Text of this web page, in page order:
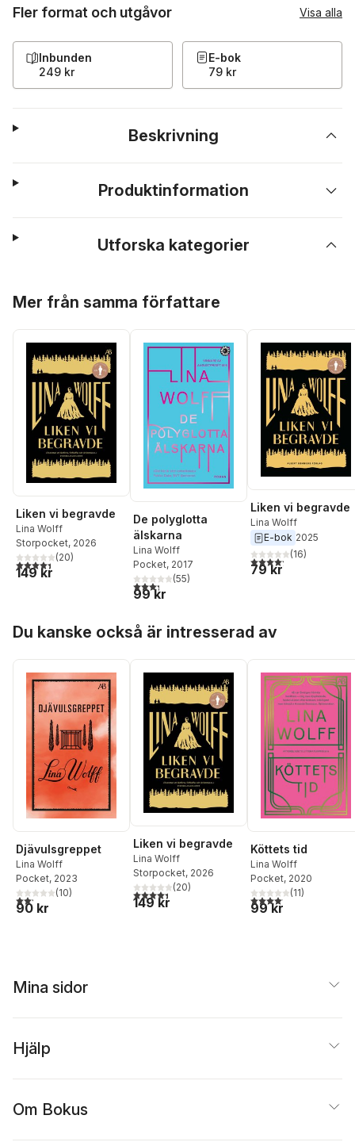
Fler format och utgåvor Visa alla
Inbunden
249 kr
E-bok
79 kr
Beskrivning
Produktinformation
Utforska kategorier
Mer från samma författare
Liken vi begravde
Lina Wolff
Storpocket, 2026
4,4utav 5 stjärnor. Totalt antal röster:
(20)
149 kr
De polyglotta
älskarna
Lina Wolff
Pocket, 2017
3,3utav 5 stjärnor. Totalt antal röster:
(55)
99 kr
Liken vi begravde
Lina Wolff
E-bok 2025
4,2utav 5 stjärnor.
(16)
79 kr
Du kanske också är intresserad av
Djävulsgreppet
Lina Wolff
Pocket, 2023
2,2utav 5 stjärnor. Totalt antal röster:
(10)
90 kr
Liken vi begravde
Lina Wolff
Storpocket, 2026
4,4utav 5 stjärnor. Totalt antal röster:
(20)
149 kr
Köttets tid
Lina Wolff
Pocket, 2020
4,1utav 5 stjärnor.
(11)
99 kr
Mina sidor
Hjälp
Om Bokus